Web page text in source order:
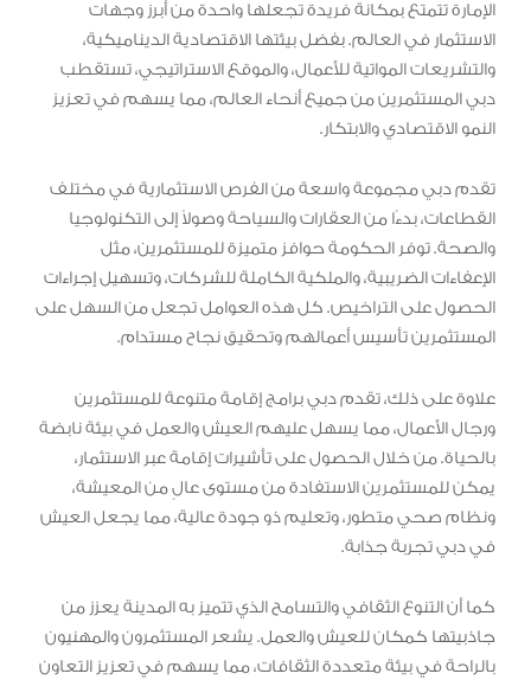
الإمارة تتمتع بمكانة فريدة تجعلها واحدة من أبرز وجهات
الاستثمار في العالم. بفضل بيئتها الاقتصادية الديناميكية،
والتشريعات المواتية للأعمال، والموقع الاستراتيجي، تستقطب
دبي المستثمرين من جميع أنحاء العالم، مما يسهم في تعزيز
النمو الاقتصادي والابتكار.
تقدم دبي مجموعة واسعة من الفرص الاستثمارية في مختلف
القطاعات، بدءًا من العقارات والسياحة وصولاً إلى التكنولوجيا
والصحة. توفر الحكومة حوافز متميزة للمستثمرين، مثل
الإعفاءات الضريبية، والملكية الكاملة للشركات، وتسهيل إجراءات
الحصول على التراخيص. كل هذه العوامل تجعل من السهل على
المستثمرين تأسيس أعمالهم وتحقيق نجاح مستدام.
علاوة على ذلك، تقدم دبي برامج إقامة متنوعة للمستثمرين
ورجال الأعمال، مما يسهل عليهم العيش والعمل في بيئة نابضة
بالحياة. من خلال الحصول على تأشيرات إقامة عبر الاستثمار،
يمكن للمستثمرين الاستفادة من مستوى عالٍ من المعيشة،
ونظام صحي متطور، وتعليم ذو جودة عالية، مما يجعل العيش
في دبي تجربة جذابة.
كما أن التنوع الثقافي والتسامح الذي تتميز به المدينة يعزز من
جاذبيتها كمكان للعيش والعمل. يشعر المستثمرون والمهنيون
بالراحة في بيئة متعددة الثقافات، مما يسهم في تعزيز التعاون